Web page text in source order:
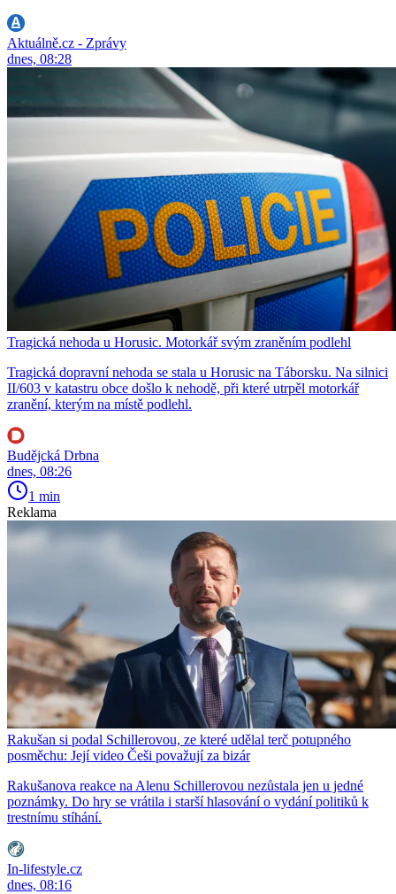
Aktuálně.cz - Zprávy
dnes, 08:28
Tragická nehoda u Horusic. Motorkář svým zraněním podlehl
Tragická dopravní nehoda se stala u Horusic na Táborsku. Na silnici
II/603 v katastru obce došlo k nehodě, při které utrpěl motorkář
zranění, kterým na místě podlehl.
Budějcká Drbna
dnes, 08:26
1 min
Reklama
Rakušan si podal Schillerovou, ze které udělal terč potupného
posměchu: Její video Češi považují za bizár
Rakušanova reakce na Alenu Schillerovou nezůstala jen u jedné
poznámky. Do hry se vrátila i starší hlasování o vydání politiků k
trestnímu stíhání.
In-lifestyle.cz
dnes, 08:16